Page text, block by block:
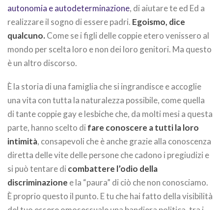
autonomia e autodeterminazione, di aiutare te ed Ed a
realizzare il sogno di essere padri. Egoismo, dice
qualcuno.Come se i figli delle coppie etero venissero al
mondo per scelta loro e non dei loro genitori. Ma questo
è un altro discorso.
È la storia di una famiglia che si ingrandisce e accoglie
una vita con tutta la naturalezza possibile, come quella
di tante coppie gay e lesbiche che, da molti mesi a questa
parte, hanno scelto di fare conoscere a tutti la loro
intimità, consapevoli che è anche grazie alla conoscenza
diretta delle vite delle persone che cadono i pregiudizi e
si può tentare di combattere l’odio della
discriminazione e la “paura” di ciò che non conosciamo.
È proprio questo il punto. E tu che hai fatto della visibilità